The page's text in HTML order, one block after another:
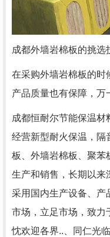
成都外墙岩棉板的挑选
在采购外墙岩棉板的时
产品质量也有保障，万
成都恒耐尔节能保温
经营新型耐火保温，隔
板、外墙岩棉板、聚苯
生产和销售，长期以来
采用国内生产设备、产
市场，立足市场，致力
忱欢迎各界..、同仁光